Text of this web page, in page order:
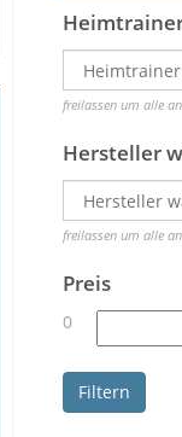
freilassen um alle
Hersteller
freilassen um alle
Preis
0
Filtern